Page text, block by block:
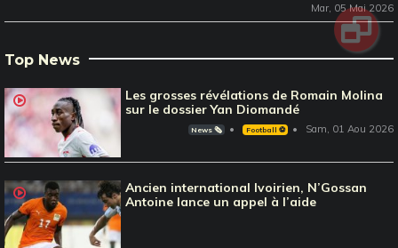
Mar, 05 Mai 2026
Top News
Les grosses révélations de Romain Molina
sur le dossier Yan Diomandé
News 🗞️ Football ⚽️ Sam, 01 Aou 2026
Ancien international Ivoirien, N’Gossan
Antoine lance un appel à l’aide